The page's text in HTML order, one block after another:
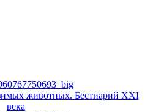
животных. Бестиарий XXI
века